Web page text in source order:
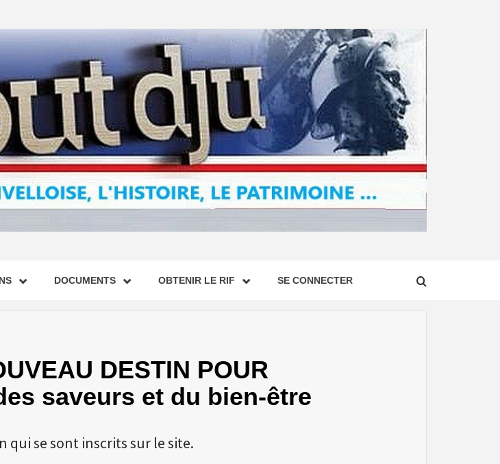
DOCUMENTS OBTENIR LE RIF SE CONNECTER
DESTIN POUR
saveurs et du bien-être
qui se sont inscrits sur le site.